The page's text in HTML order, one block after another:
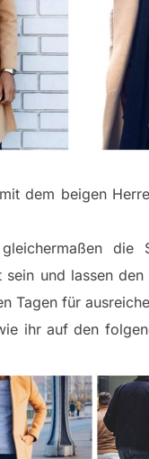
dem beigen
die
und lassen
Tagen für
ihr auf den